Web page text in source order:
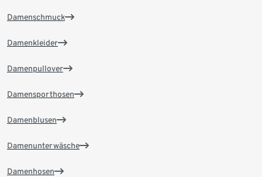
Damenschmuck
Damenkleider
Damenpullover
Damensporthosen
Damenblusen
Damenunterwäsche
Damenhosen